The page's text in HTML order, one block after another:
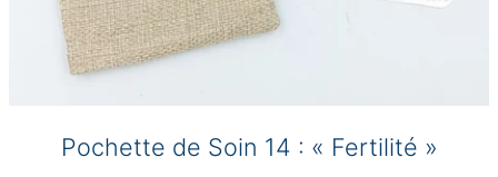
Pochette de Soin 14 : « Fertilité »